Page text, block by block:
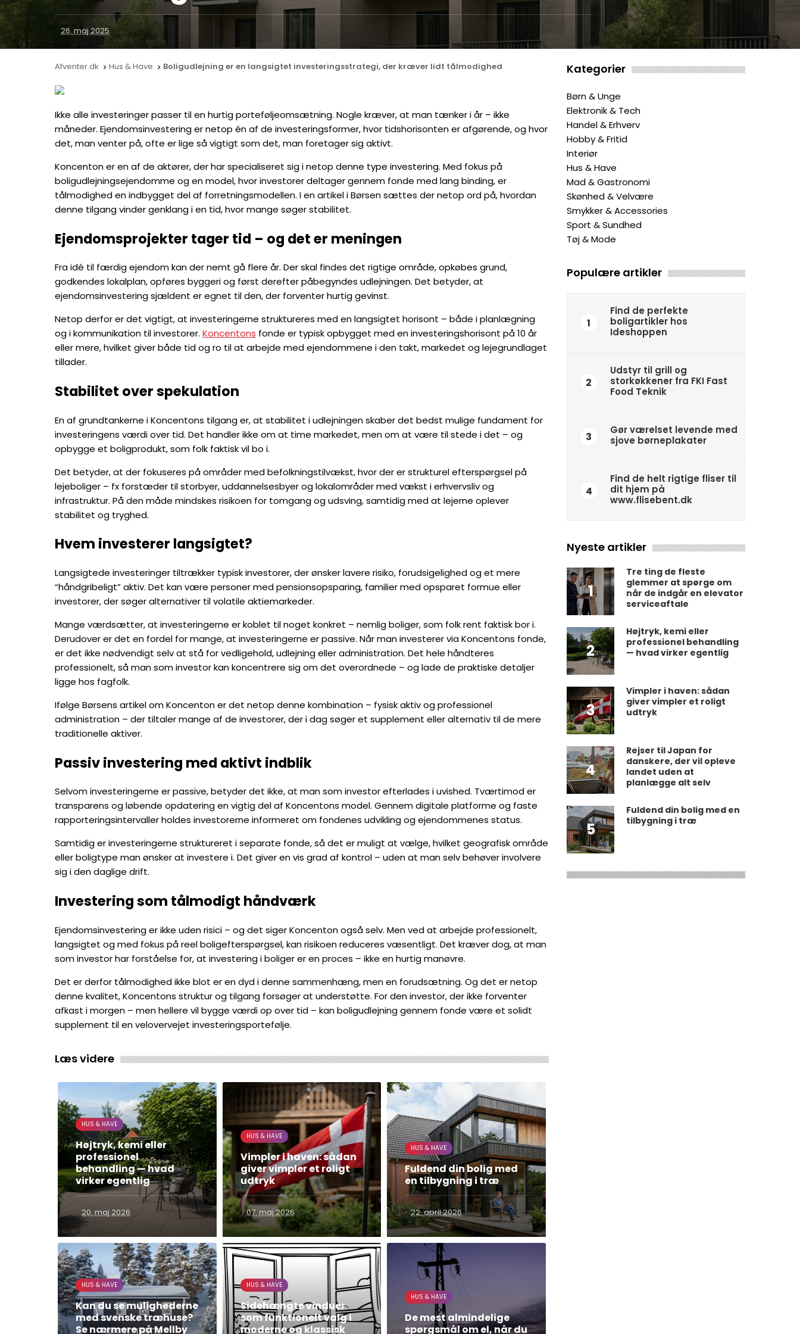
26. maj 2025
Afventer.dk  Hus & Have  Boligudlejning er en langsigtet investeringsstrategi, der kræver lidt tålmodighed
Ikke alle investeringer passer til en hurtig porteføljeomsætning. Nogle kræver, at man tænker i år – ikke
måneder. Ejendomsinvestering er netop én af de investeringsformer, hvor tidshorisonten er afgørende, og hvor
det, man venter på, ofte er lige så vigtigt som det, man foretager sig aktivt.
Koncenton er en af de aktører, der har specialiseret sig i netop denne type investering. Med fokus på
boligudlejningsejendomme og en model, hvor investorer deltager gennem fonde med lang binding, er
tålmodighed en indbygget del af forretningsmodellen. I en artikel i Børsen sættes der netop ord på, hvordan
denne tilgang vinder genklang i en tid, hvor mange søger stabilitet.
Ejendomsprojekter tager tid – og det er meningen
Fra idé til færdig ejendom kan der nemt gå flere år. Der skal findes det rigtige område, opkøbes grund,
godkendes lokalplan, opføres byggeri og først derefter påbegyndes udlejningen. Det betyder, at
ejendomsinvestering sjældent er egnet til den, der forventer hurtig gevinst.
Netop derfor er det vigtigt, at investeringerne struktureres med en langsigtet horisont – både i planlægning
og i kommunikation til investorer. Koncentons fonde er typisk opbygget med en investeringshorisont på 10 år
eller mere, hvilket giver både tid og ro til at arbejde med ejendommene i den takt, markedet og lejegrundlaget
tillader.
Stabilitet over spekulation
En af grundtankerne i Koncentons tilgang er, at stabilitet i udlejningen skaber det bedst mulige fundament for
investeringens værdi over tid. Det handler ikke om at time markedet, men om at være til stede i det – og
opbygge et boligprodukt, som folk faktisk vil bo i.
Det betyder, at der fokuseres på områder med befolkningstilvækst, hvor der er strukturel efterspørgsel på
lejeboliger – fx forstæder til storbyer, uddannelsesbyer og lokalområder med vækst i erhvervsliv og
infrastruktur. På den måde mindskes risikoen for tomgang og udsving, samtidig med at lejerne oplever
stabilitet og tryghed.
Hvem investerer langsigtet?
Langsigtede investeringer tiltrækker typisk investorer, der ønsker lavere risiko, forudsigelighed og et mere
“håndgribeligt” aktiv. Det kan være personer med pensionsopsparing, familier med opsparet formue eller
investorer, der søger alternativer til volatile aktiemarkeder.
Mange værdsætter, at investeringerne er koblet til noget konkret – nemlig boliger, som folk rent faktisk bor i.
Derudover er det en fordel for mange, at investeringerne er passive. Når man investerer via Koncentons fonde,
er det ikke nødvendigt selv at stå for vedligehold, udlejning eller administration. Det hele håndteres
professionelt, så man som investor kan koncentrere sig om det overordnede – og lade de praktiske detaljer
ligge hos fagfolk.
Ifølge Børsens artikel om Koncenton er det netop denne kombination – fysisk aktiv og professionel
administration – der tiltaler mange af de investorer, der i dag søger et supplement eller alternativ til de mere
traditionelle aktiver.
Passiv investering med aktivt indblik
Selvom investeringerne er passive, betyder det ikke, at man som investor efterlades i uvished. Tværtimod er
transparens og løbende opdatering en vigtig del af Koncentons model. Gennem digitale platforme og faste
rapporteringsintervaller holdes investorerne informeret om fondenes udvikling og ejendommenes status.
Samtidig er investeringerne struktureret i separate fonde, så det er muligt at vælge, hvilket geografisk område
eller boligtype man ønsker at investere i. Det giver en vis grad af kontrol – uden at man selv behøver involvere
sig i den daglige drift.
Investering som tålmodigt håndværk
Ejendomsinvestering er ikke uden risici – og det siger Koncenton også selv. Men ved at arbejde professionelt,
langsigtet og med fokus på reel boligefterspørgsel, kan risikoen reduceres væsentligt. Det kræver dog, at man
som investor har forståelse for, at investering i boliger er en proces – ikke en hurtig manøvre.
Det er derfor tålmodighed ikke blot er en dyd i denne sammenhæng, men en forudsætning. Og det er netop
denne kvalitet, Koncentons struktur og tilgang forsøger at understøtte. For den investor, der ikke forventer
afkast i morgen – men hellere vil bygge værdi op over tid – kan boligudlejning gennem fonde være et solidt
supplement til en velovervejet investeringsportefølje.
Læs videre
HUS & HAVE
Højtryk, kemi eller
professionel
behandling — hvad
virker egentlig
20. maj 2026
HUS & HAVE
Vimpler i haven: sådan
giver vimpler et roligt
udtryk
07. maj 2026
HUS & HAVE
Fuldend din bolig med
en tilbygning i træ
22. april 2026
HUS & HAVE
Kan du se mulighederne
med svenske træhuse?
Se nærmere på Mellby
HUS & HAVE
Sidehængte vinduer
som funktionelt valg i
moderne og klassisk
HUS & HAVE
De mest almindelige
spørgsmål om el, når du
Kategorier
Børn & Unge
Elektronik & Tech
Handel & Erhverv
Hobby & Fritid
Interiør
Hus & Have
Mad & Gastronomi
Skønhed & Velvære
Smykker & Accessories
Sport & Sundhed
Tøj & Mode
Populære artikler
1
Find de perfekte
boligartikler hos
Ideshoppen
2
Udstyr til grill og
storkøkkener fra FKI Fast
Food Teknik
3
Gør værelset levende med
sjove børneplakater
4
Find de helt rigtige fliser til
dit hjem på
www.flisebent.dk
Nyeste artikler
1
Tre ting de fleste
glemmer at spørge om
når de indgår en elevator
serviceaftale
2
Højtryk, kemi eller
professionel behandling
— hvad virker egentlig
3
Vimpler i haven: sådan
giver vimpler et roligt
udtryk
4
Rejser til Japan for
danskere, der vil opleve
landet uden at
planlægge alt selv
5
Fuldend din bolig med en
tilbygning i træ